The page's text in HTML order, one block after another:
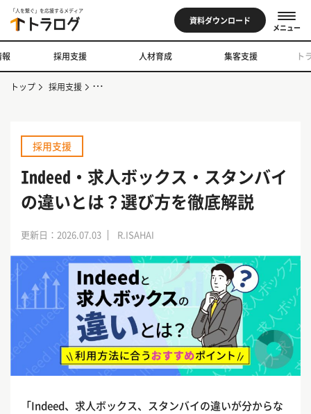
「人を繋ぐ」を応援するメディア
資料ダウンロード
メニュー
採用支援 人材育成 集客支援 ト
トップ 採用支援 Indeed・求人ボックス・スタンバイの違いとは？選び方
採用支援
Indeed・求人ボックス・スタンバイ
の違いとは？選び方を徹底解説
更新日：2026.07.03 R.ISAHAI
「Indeed、求人ボックス、スタンバイの違いが分からな